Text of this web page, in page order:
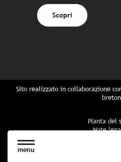
menu
Scopri
Sito realizzato in collaborazione
Pianta del
Note